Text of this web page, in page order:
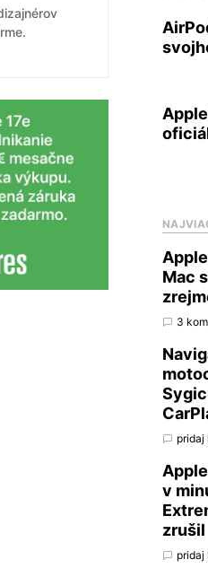
Mac
3
pridaj
v
zrušil
pridaj